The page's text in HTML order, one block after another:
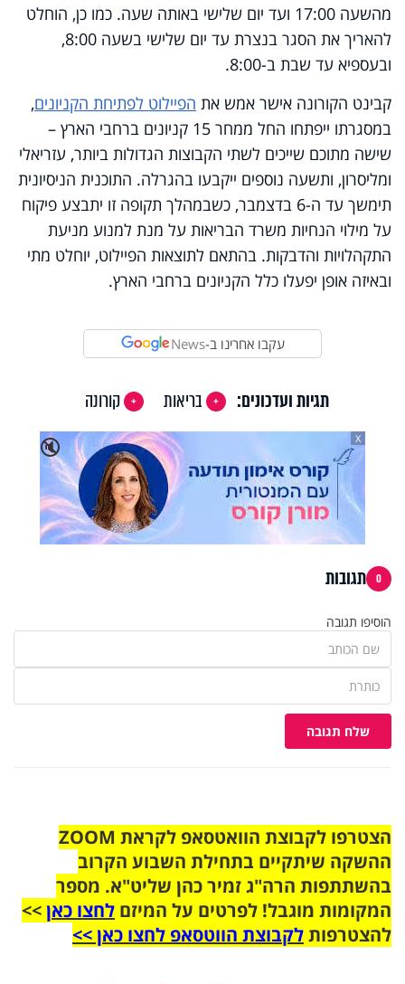
מהשעה 17:00 ועד יום שלישי באותה שעה. כמו כן, הוחלט
להאריך את הסגר בנצרת עד יום שלישי בשעה 8:00,
ובעספיא עד שבת ב-8:00.
קבינט הקורונה אישר אמש את הפיילוט לפתיחת הקניונים,
במסגרתו ייפתחו החל ממחר 15 קניונים ברחבי הארץ –
שישה מתוכם שייכים לשתי הקבוצות הגדולות ביותר, עזריאלי
ומליסרון, ותשעה נוספים ייקבעו בהגרלה. התוכנית הניסיונית
תימשך עד ה-6 בדצמבר, כשבמהלך תקופה זו יתבצע פיקוח
על מילוי הנחיות משרד הבריאות על מנת למנוע מניעת
התקהלויות והדבקות. בהתאם לתוצאות הפיילוט, יוחלט מתי
ובאיזה אופן יפעלו כלל הקניונים ברחבי הארץ.
עקבו אחרינו ב-News
תגיות ועדכונים: בריאות
קורונה
🔇
X
0 תגובות
הוסיפו תגובה
שלח תגובה
הצטרפו לקבוצת הוואטסאפ לקראת ZOOM
ההשקה שיתקיים בתחילת השבוע הקרוב
בהשתתפות הרה"ג זמיר כהן שליט"א. מספר
המקומות מוגבל! לפרטים על המיזם לחצו כאן>>
להצטרפותלקבוצת הווטסאפ לחצו כאן >>